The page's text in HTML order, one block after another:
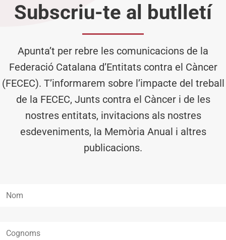
Subscriu-te al butlletí
Apunta’t per rebre les comunicacions de la
Federació Catalana d’Entitats contra el Càncer
(FECEC). T’informarem sobre l’impacte del treball
de la FECEC, Junts contra el Càncer i de les
nostres entitats, invitacions als nostres
esdeveniments, la Memòria Anual i altres
publicacions.